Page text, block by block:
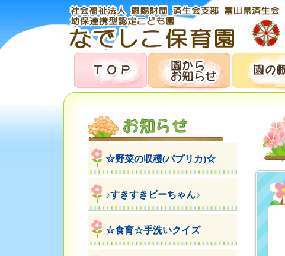
☆野菜の収穫(パプリカ)☆
♪すきすきビーちゃん♪
☆食育☆手洗いクイズ